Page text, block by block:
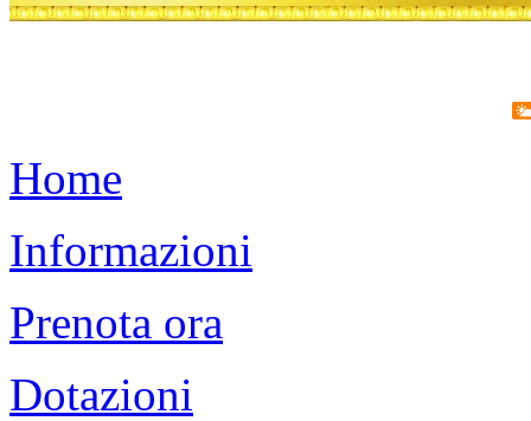
Home
Informazioni
Prenota ora
Dotazioni